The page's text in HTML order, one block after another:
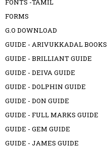
FONTS -TAMIL
FORMS
G.O DOWNLOAD
GUIDE - ARIVUKKADAL BOOKS
GUIDE - BRILLIANT GUIDE
GUIDE - DEIVA GUIDE
GUIDE - DOLPHIN GUIDE
GUIDE - DON GUIDE
GUIDE - FULL MARKS GUIDE
GUIDE - GEM GUIDE
GUIDE - JAMES GUIDE